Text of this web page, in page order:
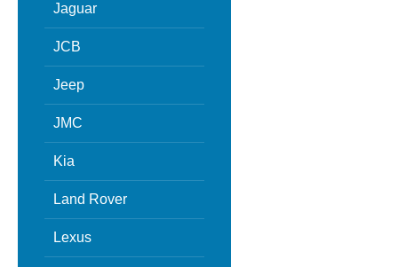
Jaguar
JCB
Jeep
JMC
Kia
Land Rover
Lexus